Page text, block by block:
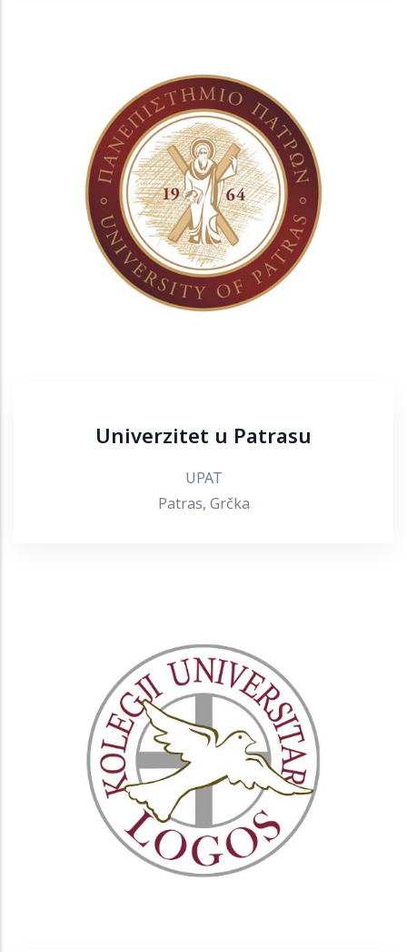
Univerzitet u Patrasu
UPAT
Patras, Grčka